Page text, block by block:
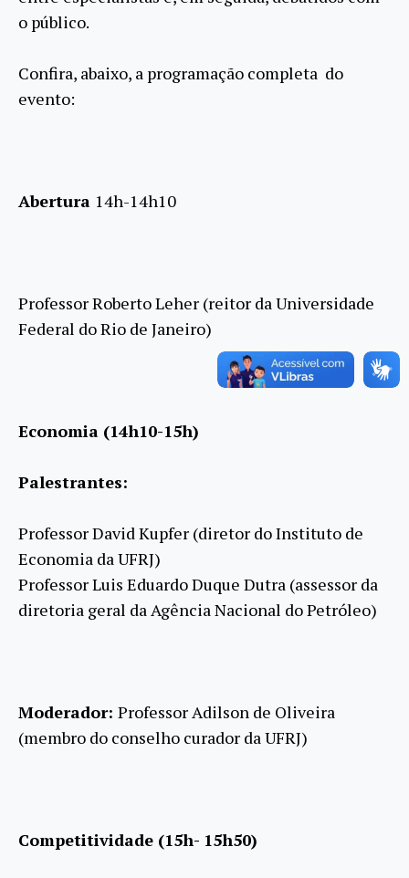
o público.
Confira, abaixo, a programação completa do
evento:
Abertura 14h-14h10
Professor Roberto Leher (reitor da Universidade
Federal do Rio de Janeiro)
Economia (14h10-15h)
Palestrantes:
Professor David Kupfer (diretor do Instituto de
Economia da UFRJ)
Professor Luis Eduardo Duque Dutra (assessor da
diretoria geral da Agência Nacional do Petróleo)
Moderador: Professor Adilson de Oliveira
(membro do conselho curador da UFRJ)
Competitividade (15h- 15h50)